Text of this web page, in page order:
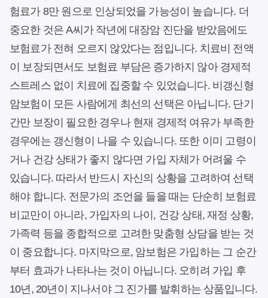
험료가 8만 원으로 인상되었을 가능성이 높습니다. 더
중요한 것은 A씨가 작년에 대장암 진단을 받았음에도
보험료가 전혀 오르지 않았다는 점입니다. 치료비 전액
이 보장되면서도 보험료 부담은 증가하지 않아 경제적
스트레스 없이 치료에 집중할 수 있었습니다. 비갱신형
암보험이 모든 사람에게 최선의 선택은 아닙니다. 단기
간만 보장이 필요한 경우나 현재 경제적 여유가 부족한
경우에는 갱신형이 나을 수 있습니다. 또한 이미 고령이
거나 건강 상태가 좋지 않다면 가입 자체가 어려울 수
있습니다. 따라서 반드시 자신의 상황을 고려하여 선택
해야 합니다. 전문가의 조언을 들을 때는 단순히 보험료
비교만이 아니라, 가입자의 나이, 건강 상태, 재정 상황,
가족력 등을 종합적으로 고려한 맞춤형 상담을 받는 것
이 중요합니다. 마지막으로, 암보험은 가입하는 그 순간
부터 효과가 나타나는 것이 아닙니다. 오히려 가입 후
10년, 20년이 지나서야 그 진가를 발휘하는 상품입니다.